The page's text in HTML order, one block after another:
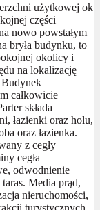
użytkowej ok
części
nowo powstałym
bryła budynku, to
okolicy i
na lokalizację
Budynek
całkowicie
składa
łazienki oraz holu,
oraz łazienka.
z cegły
cegła
odwodnienie
Media prąd,
nieruchomości,
turystycznych